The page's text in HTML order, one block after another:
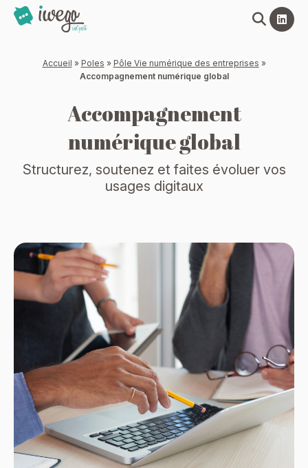
Accueil » Poles » Pôle Vie numérique des entreprises »
Accompagnement numérique global
Accompagnement
numérique global
Structurez, soutenez et faites évoluer vos
usages digitaux
Panneau de gestion des cookies